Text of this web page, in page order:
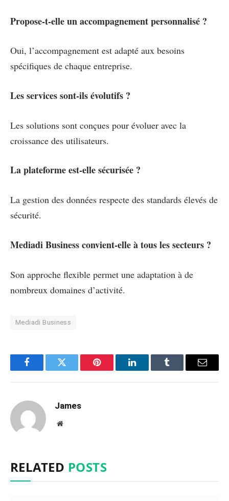
Propose-t-elle un accompagnement personnalisé ?
Oui, l’accompagnement est adapté aux besoins
spécifiques de chaque entreprise.
Les services sont-ils évolutifs ?
Les solutions sont conçues pour évoluer avec la
croissance des utilisateurs.
La plateforme est-elle sécurisée ?
La gestion des données respecte des standards élevés de
sécurité.
Mediadi Business convient-elle à tous les secteurs ?
Son approche flexible permet une adaptation à de
nombreux domaines d’activité.
Mediadi Business
FacebookTwitter Pinterest LinkedInTumblr Email
James
Website
RELATED POSTS